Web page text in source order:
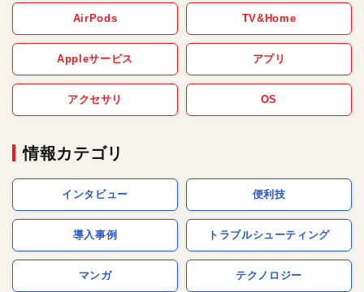
AirPods TV&Home
Appleサービス アプリ
アクセサリ OS
情報カテゴリ
インタビュー 便利技
導入事例 トラブルシューティング
マンガ テクノロジー